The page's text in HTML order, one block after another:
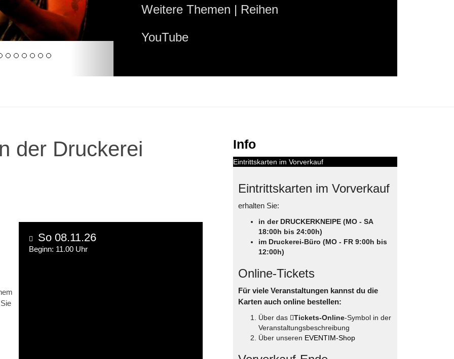
Weitere Themen | Reihen
YouTube
der Druckerei
So 08.11.26
Beginn: 11.00 Uhr
Info
Eintrittskarten im Vorverkauf
Eintrittskarten im Vorverkauf
erhalten Sie:
in der DRUCKERKNEIPE (MO - SA
18:00h bis 24:00h)
im Druckerei-Büro (MO - FR 9:00h bis
12:00h)
Online-Tickets
Für viele Veranstaltungen kannst du die
Karten auch online bestellen:
Über das Tickets-Online-Symbol in der
Veranstaltungsbeschreibung
Über unseren EVENTIM-Shop